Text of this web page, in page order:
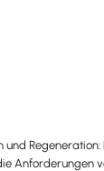
Regeneration:
Anforderungen